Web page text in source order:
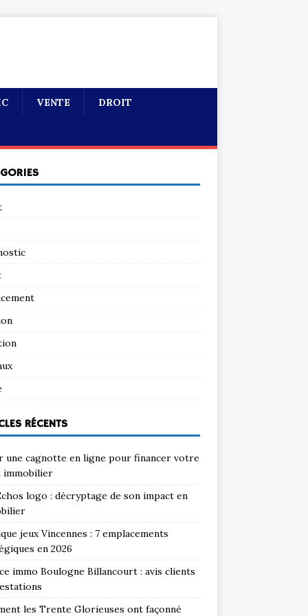
VENTE DROIT
RÉCENTS
une cagnotte en ligne pour financer votre
immobilier
logo : décryptage de son impact en
jeux Vincennes : 7 emplacements
en 2026
immo Boulogne Billancourt : avis clients
les Trente Glorieuses ont façonné